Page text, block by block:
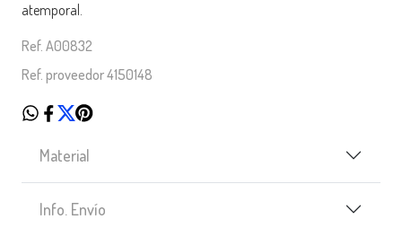
atemporal.
Ref. A00832
Ref. proveedor 4150148
Material
Info. Envío